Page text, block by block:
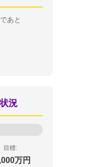
あと
況
目標:
万円